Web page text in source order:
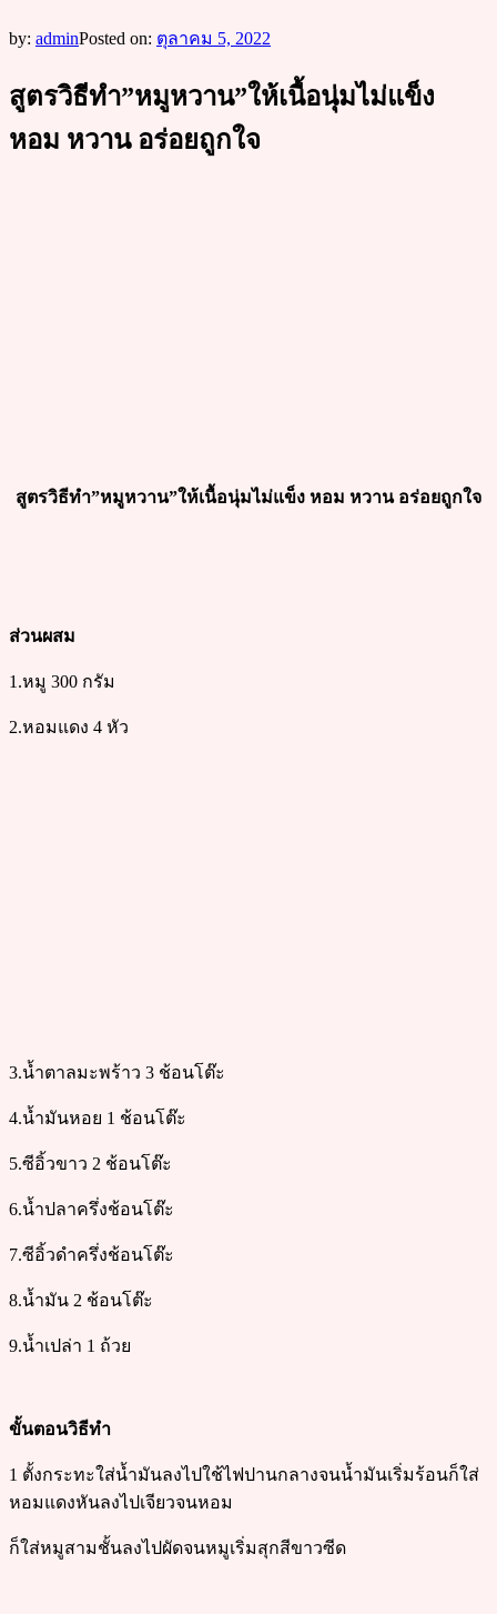
by: adminPosted on: ตุลาคม 5, 2022
สูตรวิธีทำ”หมูหวาน”ให้เนื้อนุ่มไม่แข็ง
หอม หวาน อร่อยถูกใจ
สูตรวิธีทำ”หมูหวาน”ให้เนื้อนุ่มไม่แข็ง หอม หวาน อร่อยถูกใจ
ส่วนผสม
1.หมู 300 กรัม
2.หอมแดง 4 หัว
3.น้ำตาลมะพร้าว 3 ช้อนโต๊ะ
4.น้ำมันหอย 1 ช้อนโต๊ะ
5.ซีอิ้วขาว 2 ช้อนโต๊ะ
6.น้ำปลาครึ่งช้อนโต๊ะ
7.ซีอิ้วดำครึ่งช้อนโต๊ะ
8.น้ำมัน 2 ช้อนโต๊ะ
9.น้ำเปล่า 1 ถ้วย
ขั้นตอนวิธีทำ
1 ตั้งกระทะใส่น้ำมันลงไปใช้ไฟปานกลางจนน้ำมันเริ่มร้อนก็ใส่
หอมแดงหันลงไปเจียวจนหอม
ก็ใส่หมูสามชั้นลงไปผัดจนหมูเริ่มสุกสีขาวซีด